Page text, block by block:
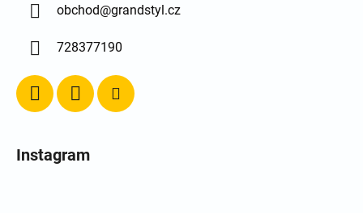
obchod@grandstyl.cz
728377190
Instagram